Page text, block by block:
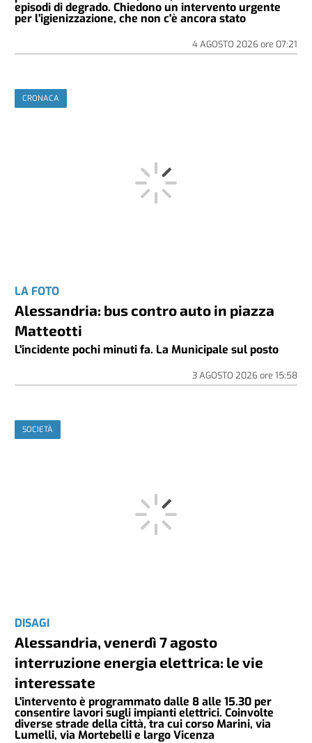
episodi di degrado. Chiedono un intervento urgente
per l'igienizzazione, che non c'è ancora stato
4 AGOSTO 2026ore 07:21
CRONACA
LA FOTO
Alessandria: bus contro auto in piazza
Matteotti
L'incidente pochi minuti fa. La Municipale sul posto
3 AGOSTO 2026ore 15:58
SOCIETÀ
DISAGI
Alessandria, venerdì 7 agosto
interruzione energia elettrica: le vie
interessate
L'intervento è programmato dalle 8 alle 15.30 per
consentire lavori sugli impianti elettrici. Coinvolte
diverse strade della città, tra cui corso Marini, via
Lumelli, via Mortebelli e largo Vicenza